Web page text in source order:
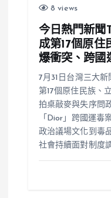
8 views
今日熱門新聞
成第17個原住
爆衝突、跨國
7月31日台灣三大
第17個原住民族、
拍桌敲麥與失序問
「Dior」跨國運毒
政治議場文化到毒
社會持續面對制度